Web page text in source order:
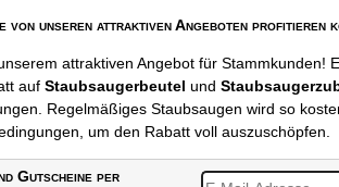
von unseren attraktiven Angeboten profitieren
attraktiven Angebot für Stammkunden!
aufStaubsaugerbeutel und
Regelmäßiges Staubsaugen wird so
um den Rabatt voll auszuschöpfen.
Gutscheine per